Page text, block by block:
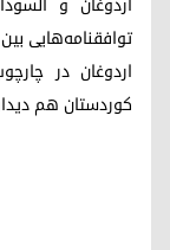
توافقنامه‌هایی
اردوغان در
کوردستان هم